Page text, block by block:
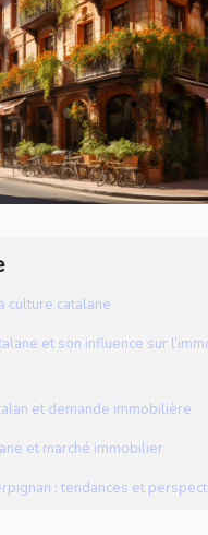
culture catalane
et son influence sur
et demande immobilière
et marché immobilier
: tendances et